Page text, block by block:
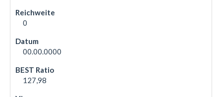
0
00.00.0000
127,98